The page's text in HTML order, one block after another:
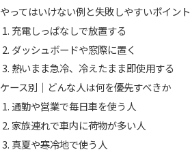
やってはいけない例と失敗しやすいポイント
充電しっぱなしで放置する
ダッシュボードや窓際に置く
熱いまま急冷、冷えたまま即使用する
ケース別｜どんな人は何を優先すべきか
通勤や営業で毎日車を使う人
家族連れで車内に荷物が多い人
真夏や寒冷地で使う人